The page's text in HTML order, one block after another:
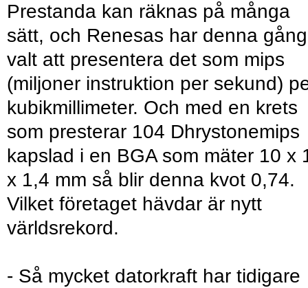
Prestanda kan räknas på många
sätt, och Renesas har denna gång
valt att presentera det som mips
(miljoner instruktion per sekund)
kubikmillimeter. Och med en krets
som presterar 104 Dhrystonemips
kapslad i en BGA som mäter 10 x
x 1,4 mm så blir denna kvot 0,74.
Vilket företaget hävdar är nytt
världsrekord.
- Så mycket datorkraft har tidigare